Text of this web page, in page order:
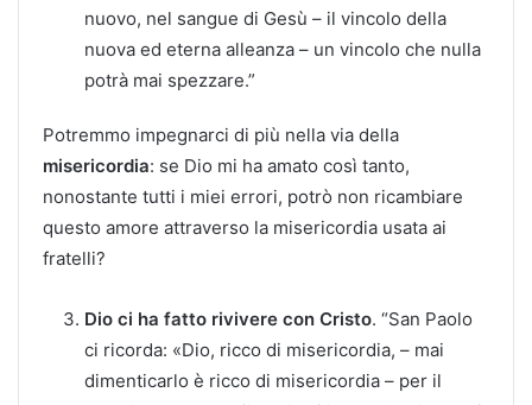
nuovo, nel sangue di Gesù – il vincolo della
nuova ed eterna alleanza – un vincolo che nulla
potrà mai spezzare.”
Potremmo impegnarci di più nella via della
misericordia: se Dio mi ha amato così tanto,
nonostante tutti i miei errori, potrò non ricambiare
questo amore attraverso la misericordia usata ai
fratelli?
Dio ci ha fatto rivivere con Cristo. “San Paolo
ci ricorda: «Dio, ricco di misericordia, – mai
dimenticarlo è ricco di misericordia – per il